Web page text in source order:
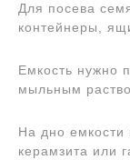
Для посева
контейнеры,
Емкость нужно
мыльным
На дно емкости
керамзита или